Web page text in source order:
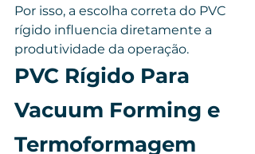
Por isso, a escolha correta do PVC
rígido influencia diretamente a
produtividade da operação.
PVC Rígido Para
Vacuum Forming e
Termoformagem